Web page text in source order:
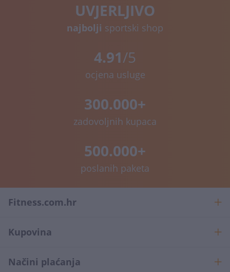
UVJERLJIVO
najbolji sportski shop
4.91/5
ocjena usluge
300.000+
zadovoljnih kupaca
500.000+
poslanih paketa
Fitness.com.hr
Kupovina
Načini plaćanja